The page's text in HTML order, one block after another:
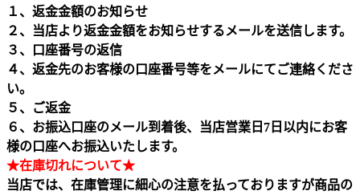
１、返金金額のお知らせ
２、当店より返金金額をお知らせするメールを送信します。
３、口座番号の返信
４、返金先のお客様の口座番号等をメールにてご連絡くださ
い。
５、ご返金
６、お振込口座のメール到着後、当店営業日7日以内にお客
様の口座へお振込いたします。
★在庫切れについて★
当店では、在庫管理に細心の注意を払っておりますが商品の